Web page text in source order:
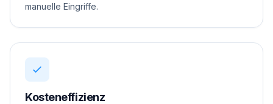
manuelle Eingriffe.
Kosteneffizienz